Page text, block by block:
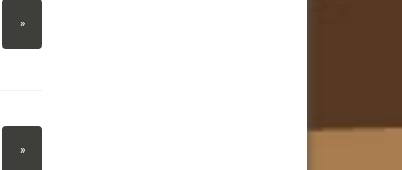
»
»